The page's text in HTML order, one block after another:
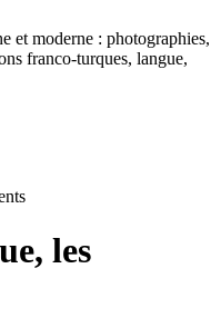
et moderne : photographies,
franco-turques, langue,
les